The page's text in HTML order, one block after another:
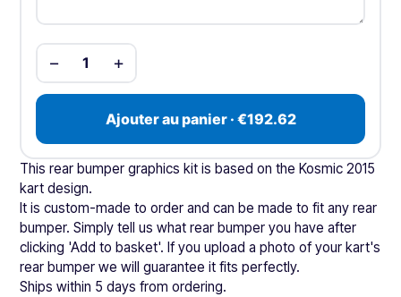
− 1 +
Ajouter au panier · €192.62
This rear bumper graphics kit is based on the Kosmic 2015
kart design.
It is custom-made to order and can be made to fit any rear
bumper. Simply tell us what rear bumper you have after
clicking 'Add to basket'. If you upload a photo of your kart's
rear bumper we will guarantee it fits perfectly.
Ships within 5 days from ordering.